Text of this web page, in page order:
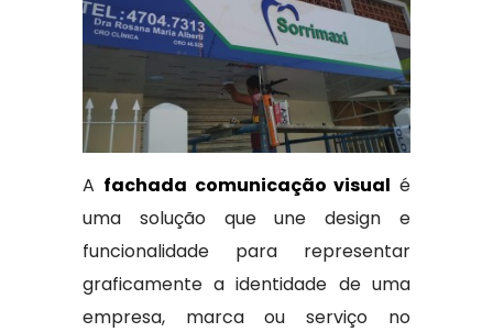
A fachada comunicação visual é
uma solução que une design e
funcionalidade para representar
graficamente a identidade de uma
empresa, marca ou serviço no